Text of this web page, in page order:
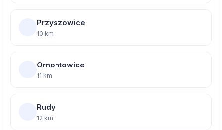
Przyszowice
10 km
Ornontowice
11 km
Rudy
12 km